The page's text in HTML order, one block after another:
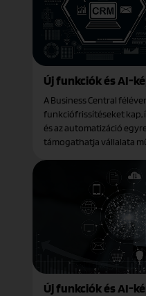
Új funkciók és AI-
A Business Central
funkciófrissítéseket kap,
és az automatizáció
támogathatja vállalata
Új funkciók és AI-